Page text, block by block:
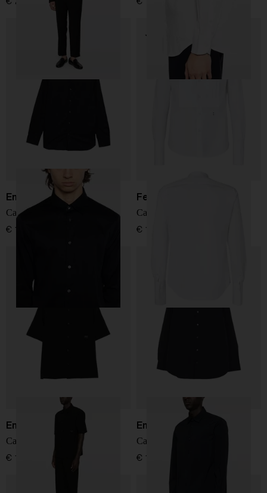
Emporio Armani
Camicia in cotone
€ 180,00
Fendi
Camicia Slim Fit
€ 1.200,00
Emporio Armani
Camicia logo
€ 190,00
Emporio Armani
Camicia in nylon
€ 190,00